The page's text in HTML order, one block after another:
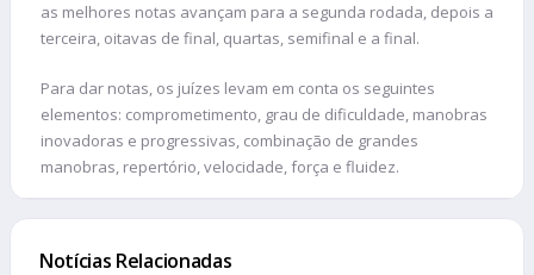
as melhores notas avançam para a segunda rodada, depois a
terceira, oitavas de final, quartas, semifinal e a final.
Para dar notas, os juízes levam em conta os seguintes
elementos: comprometimento, grau de dificuldade, manobras
inovadoras e progressivas, combinação de grandes
manobras, repertório, velocidade, força e fluidez.
Notícias Relacionadas